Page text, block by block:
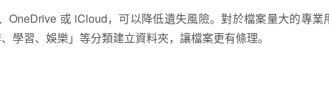
OneDrive 或 iCloud，可以降低遺失風險。對於檔案量大的專業
習、娛樂」等分類建立資料夾，讓檔案更有條理。